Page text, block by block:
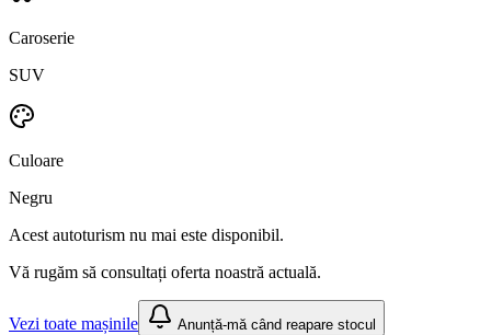
Caroserie
SUV
Culoare
Negru
Acest autoturism nu mai este disponibil.
Vă rugăm să consultați oferta noastră actuală.
Vezi toate mașinile Anunță-mă când reapare stocul